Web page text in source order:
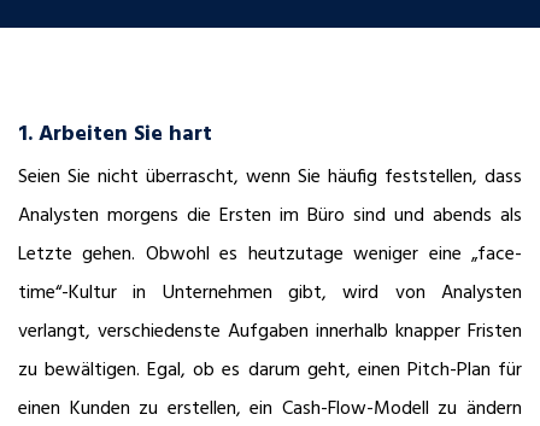
1. Arbeiten Sie hart
Seien Sie nicht überrascht, wenn Sie häufig feststellen, dass
Analysten morgens die Ersten im Büro sind und abends als
Letzte gehen. Obwohl es heutzutage weniger eine „face-
time“-Kultur in Unternehmen gibt, wird von Analysten
verlangt, verschiedenste Aufgaben innerhalb knapper Fristen
zu bewältigen. Egal, ob es darum geht, einen Pitch-Plan für
einen Kunden zu erstellen, ein Cash-Flow-Modell zu ändern